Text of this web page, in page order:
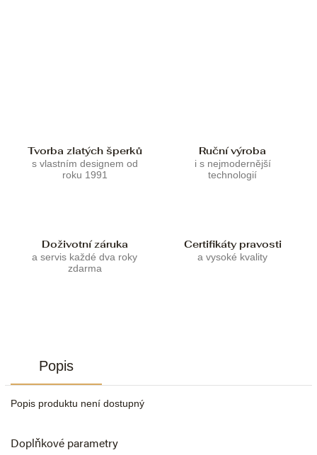
Tvorba zlatých šperků
s vlastním designem od
roku 1991
Ruční výroba
i s nejmodernější
technologií
Doživotní záruka
a servis každé dva roky
zdarma
Certifikáty pravosti
a vysoké kvality
Popis
Popis produktu není dostupný
Doplňkové parametry